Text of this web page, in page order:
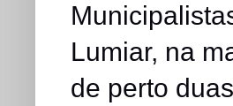
Lumiar, na
de perto